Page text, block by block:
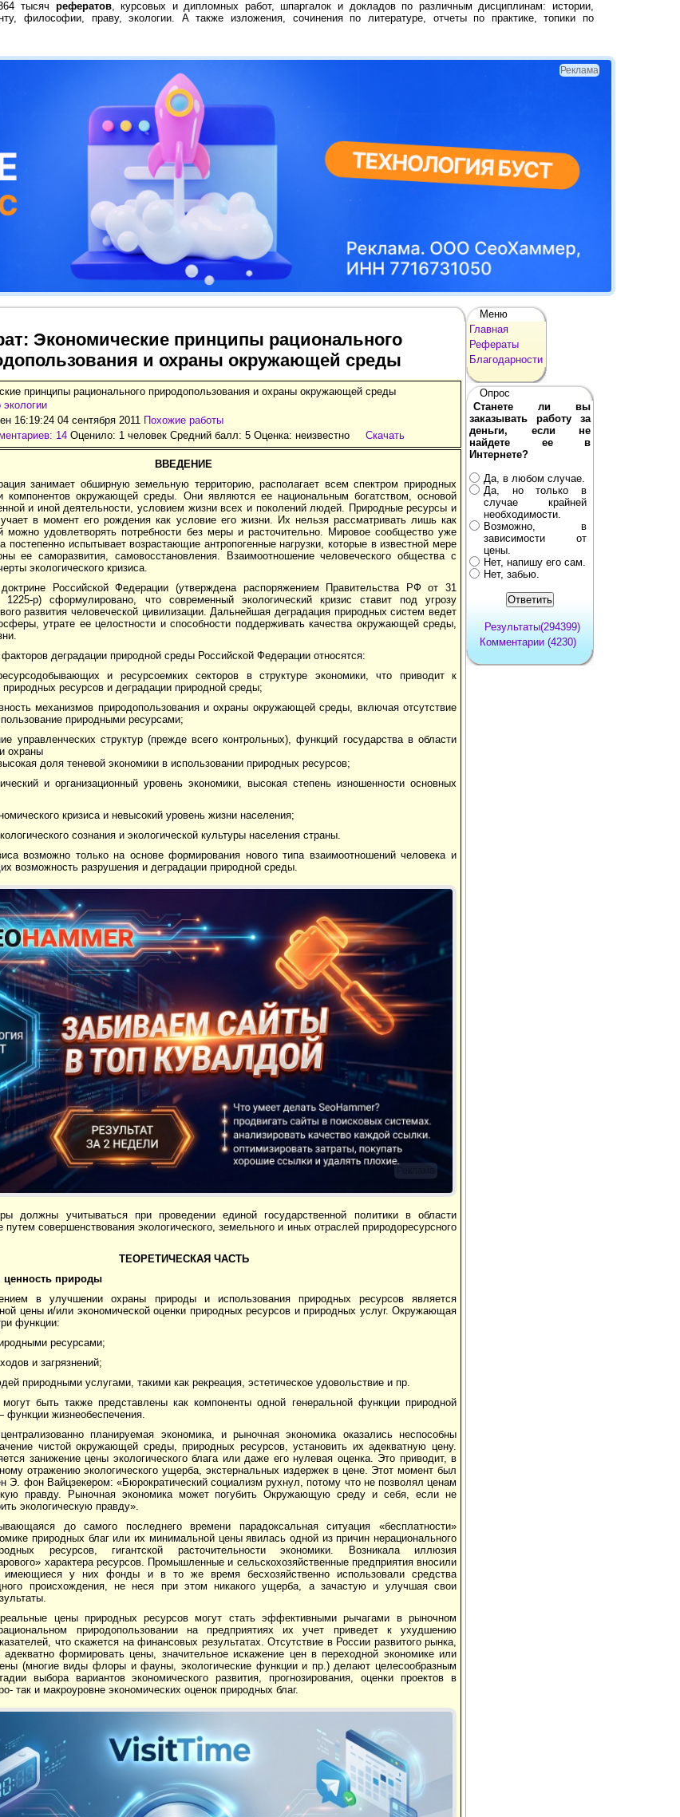
тысяч рефератов, курсовых и дипломных работ, шпаргалок и докладов по различным дисциплинам: истории,
философии, праву, экологии. А также изложения, сочинения по литературе, отчеты по практике, топики по
Реклама
Экономические принципы рационального
и охраны окружающей среды
принципы рационального природопользования и охраны окружающей среды
16:19:24 04 сентября 2011 Похожие работы
14 Оценило: 1 человек Средний балл: 5 Оценка: неизвестно Скачать
ВВЕДЕНИЕ
занимает обширную земельную территорию, располагает всем спектром природных
компонентов окружающей среды. Они являются ее национальным богатством, основой
и иной деятельности, условием жизни всех и поколений людей. Природные ресурсы и
в момент его рождения как условие его жизни. Их нельзя рассматривать лишь как
можно удовлетворять потребности без меры и расточительно. Мировое сообщество уже
постепенно испытывает возрастающие антропогенные нагрузки, которые в известной мере
ее саморазвития, самовосстановления. Взаимоотношение человеческого общества с
экологического кризиса.
Российской Федерации (утверждена распоряжением Правительства РФ от 31
р) сформулировано, что современный экологический кризис ставит под угрозу
развития человеческой цивилизации. Дальнейшая деградация природных систем ведет
утрате ее целостности и способности поддерживать качества окружающей среды,
деградации природной среды Российской Федерации относятся:
и ресурсоемких секторов в структуре экономики, что приводит к
ресурсов и деградации природной среды;
механизмов природопользования и охраны окружающей среды, включая отсутствие
природными ресурсами;
управленческих структур (прежде всего контрольных), функций государства в области
охраны
доля теневой экономики в использовании природных ресурсов;
и организационный уровень экономики, высокая степень изношенности основных
кризиса и невысокий уровень жизни населения;
сознания и экологической культуры населения страны.
возможно только на основе формирования нового типа взаимоотношений человека и
возможность разрушения и деградации природной среды.
должны учитываться при проведении единой государственной политики в области
путем совершенствования экологического, земельного и иных отраслей природоресурсного
ТЕОРЕТИЧЕСКАЯ ЧАСТЬ
ценность природы
в улучшении охраны природы и использования природных ресурсов является
цены и/или экономической оценки природных ресурсов и природных услуг. Окружающая
функции:
ресурсами;
и загрязнений;
природными услугами, такими как рекреация, эстетическое удовольствие и пр.
быть также представлены как компоненты одной генеральной функции природной
жизнеобеспечения.
планируемая экономика, и рыночная экономика оказались неспособны
чистой окружающей среды, природных ресурсов, установить их адекватную цену.
занижение цены экологического блага или даже его нулевая оценка. Это приводит, в
отражению экологического ущерба, экстернальных издержек в цене. Этот момент был
Э. фон Вайцзекером: «Бюрократический социализм рухнул, потому что не позволял ценам
правду. Рыночная экономика может погубить Окружающую среду и себя, если не
экологическую правду».
до самого последнего времени парадоксальная ситуация «бесплатности»
природных благ или их минимальной цены явилась одной из причин нерационального
ресурсов, гигантской расточительности экономики. Возникала иллюзия
характера ресурсов. Промышленные и сельскохозяйственные предприятия вносили
у них фонды и в то же время бесхозяйственно использовали средства
происхождения, не неся при этом никакого ущерба, а зачастую и улучшая свои
цены природных ресурсов могут стать эффективными рычагами в рыночном
природопользовании на предприятиях их учет приведет к ухудшению
что скажется на финансовых результатах. Отсутствие в России развитого рынка,
формировать цены, значительное искажение цен в переходной экономике или
(многие виды флоры и фауны, экологические функции и пр.) делают целесообразным
выбора вариантов экономического развития, прогнозирования, оценки проектов в
так и макроуровне экономических оценок природных благ.
Меню
Главная
Рефераты
Благодарности
Опрос
Станете ли вы
заказывать работу за
деньги, если не
найдете ее в
Интернете?
Да, в любом случае.
Да, но только в
случае крайней
необходимости.
Возможно, в
зависимости от
цены.
Нет, напишу его сам.
Нет, забью.
Результаты(294399)
Комментарии (4230)